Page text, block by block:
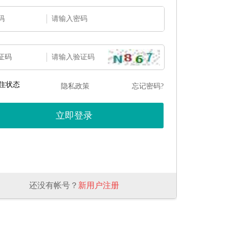
码
状态 隐私政策 忘记密码?
还没有帐号？ 新用户注册